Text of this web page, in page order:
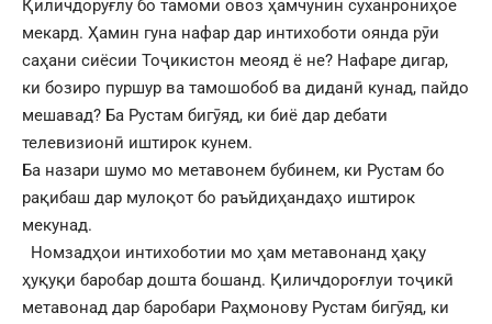
Қиличдоруғлу бо тамоми овоз ҳамчунин суханрониҳое
мекард. Ҳамин гуна нафар дар интихоботи оянда рӯи
саҳани сиёсии Тоҷикистон меояд ё не? Нафаре дигар,
ки бозиро пуршур ва тамошобоб ва диданӣ кунад, пайдо
мешавад? Ба Рустам бигӯяд, ки биё дар дебати
телевизионӣ иштирок кунем.
Ба назари шумо мо метавонем бубинем, ки Рустам бо
рақибаш дар мулоқот бо раъйдиҳандаҳо иштирок
мекунад.
Номзадҳои интихоботии мо ҳам метавонанд ҳақу
ҳуқуқи баробар дошта бошанд. Қиличдороғлуи тоҷикӣ
метавонад дар баробари Раҳмонову Рустам бигӯяд, ки